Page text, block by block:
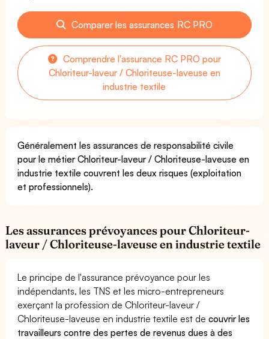
Comparer les assurances RC PRO
Comprendre l'assurance RC PRO pour
Chloriteur-laveur / Chloriteuse-laveuse en
industrie textile
Généralement les assurances de responsabilité civile
pour le métier Chloriteur-laveur / Chloriteuse-laveuse en
industrie textile couvrent les deux risques (exploitation
et professionnels).
Les assurances prévoyances pour Chloriteur-
laveur / Chloriteuse-laveuse en industrie textile
Le principe de l'assurance prévoyance pour les
indépendants, les TNS et les micro-entrepreneurs
exerçant la profession de Chloriteur-laveur /
Chloriteuse-laveuse en industrie textile est decouvrir les
travailleurs contre des pertes de revenus dues à des